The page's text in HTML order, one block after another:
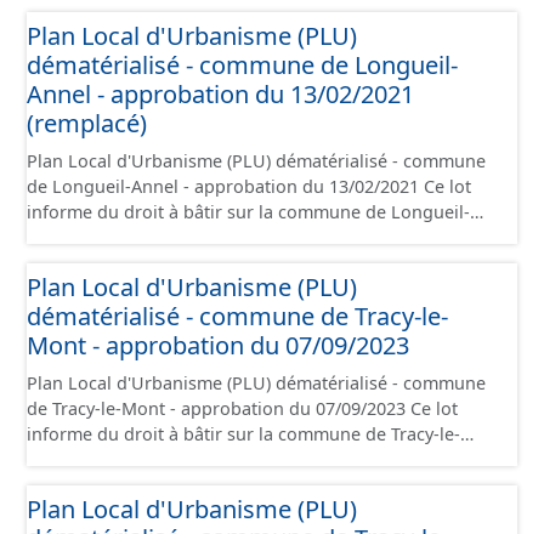
pièces administratives, le rapport de présentation, le
PADD, le règlement (à l'exception des plans de zonages),
les annexes, les orientations d'aménagement et les
données géographiques. Malgré l'attention portée à la
création de ces données, il est rappelé que seuls les
documents papier font foi et sont opposables d'un point
de vue juridique.
Plan Local d'Urbanisme (PLU)
dématérialisé - commune de Longueil-
Annel - approbation du 13/02/2021
(remplacé)
Plan Local d'Urbanisme (PLU) dématérialisé - commune
de Longueil-Annel - approbation du 13/02/2021 Ce lot
informe du droit à bâtir sur la commune de Longueil-
pièces administratives, le rapport de présentation, le
PADD, le règlement (à l'exception des plans de zonages),
les annexes, les orientations d'aménagement et les
données géographiques. Malgré l'attention portée à la
création de ces données, il est rappelé que seuls les
documents papier font foi et sont opposables d'un point
de vue juridique.
Plan Local d'Urbanisme (PLU)
dématérialisé - commune de Tracy-le-
Mont - approbation du 07/09/2023
Plan Local d'Urbanisme (PLU) dématérialisé - commune
de Tracy-le-Mont - approbation du 07/09/2023 Ce lot
informe du droit à bâtir sur la commune de Tracy-le-
pièces administratives, le rapport de présentation, le
Plan Local d'Urbanisme (PLU)